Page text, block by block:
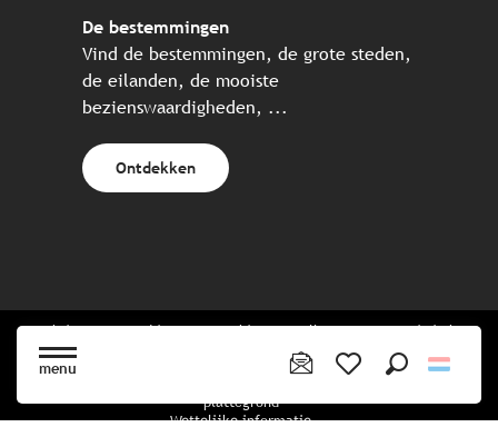
menu
De bestemmingen
Vind de bestemmingen, de grote steden,
de eilanden, de mooiste
bezienswaardigheden, ...
Ontdekken
Website gecreëerd in samenwerking met alle Bretonse toeristische
plattegrond
Wettelijke informatie